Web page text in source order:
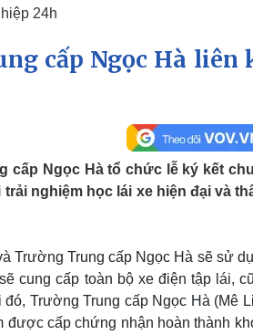
thời tiết
Cuộc sống đó đây
Hồ sơ
- Quốc phòng
Thể thao
Bóng đá
Lịch thi đấu bóng đá
Hậu trường
Văn hóa
Sân khấu - Điện
24h
cấp Ngọc Hà liên
cấp Ngọc Hà tổ chức lễ ký kết
nghiệm học lái xe hiện đại và
Trường Trung cấp Ngọc Hà sẽ sử
cung cấp toàn bộ xe điện tập lái,
Trường Trung cấp Ngọc Hà (Mê
được cấp chứng nhận hoàn thành